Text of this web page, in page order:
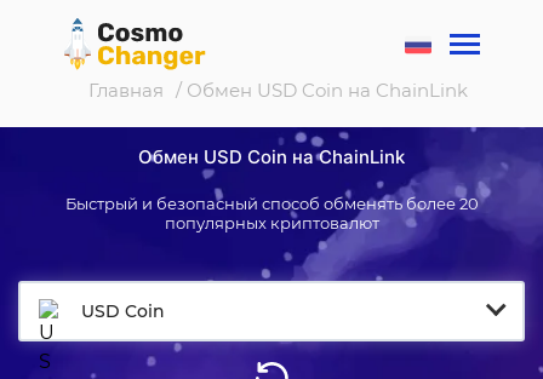
Главная / Обмен USD Coin на ChainLink
Обмен USD Coin на ChainLink
Быстрый и безопасный способ обменять более 20
популярных криптовалют
USD Coin